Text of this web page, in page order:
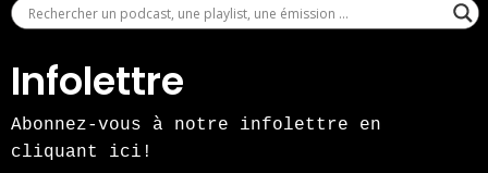
Infolettre
Abonnez-vous à notre infolettre en
cliquant ici!